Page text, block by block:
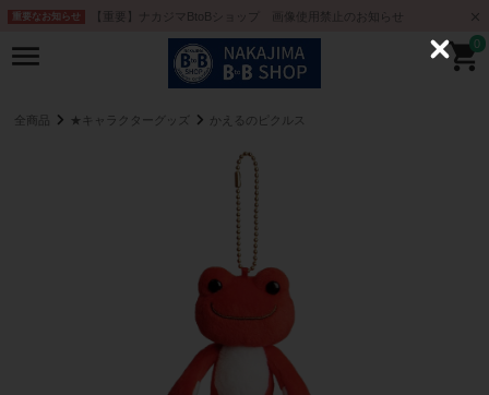
重要なお知らせ 【重要】ナカジマBtoBショップ 画像使用禁止のお知らせ
0
全商品 ★キャラクターグッズ かえるのピクルス
C